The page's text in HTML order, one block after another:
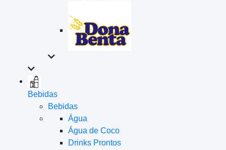
Bebidas
Bebidas
Água
Água de Coco
Drinks Prontos